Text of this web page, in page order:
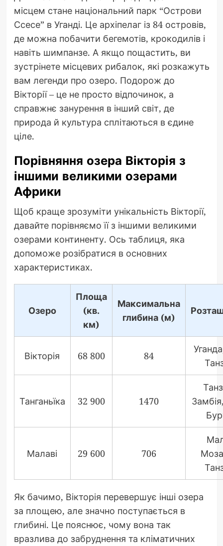
місцем стане національний парк “Острови
Ссесе” в Уганді. Це архіпелаг із 84 островів,
де можна побачити бегемотів, крокодилів і
навіть шимпанзе. А якщо пощастить, ви
зустрінете місцевих рибалок, які розкажуть
вам легенди про озеро. Подорож до
Вікторії – це не просто відпочинок, а
справжнє занурення в інший світ, де
природа й культура сплітаються в єдине
ціле.
Порівняння озера Вікторія з
іншими великими озерами
Африки
Щоб краще зрозуміти унікальність Вікторії,
давайте порівняємо її з іншими великими
озерами континенту. Ось таблиця, яка
допоможе розібратися в основних
характеристиках.
Озеро
Площа
(кв.
км)
Максимальна
глибина (м)
Вікторія 68 800 84
Танганьїка 32 900 1470
Малаві 29 600 706
Як бачимо, Вікторія перевершує інші озера
за площею, але значно поступається в
глибині. Це пояснює, чому вона так
вразлива до забруднення та кліматичних